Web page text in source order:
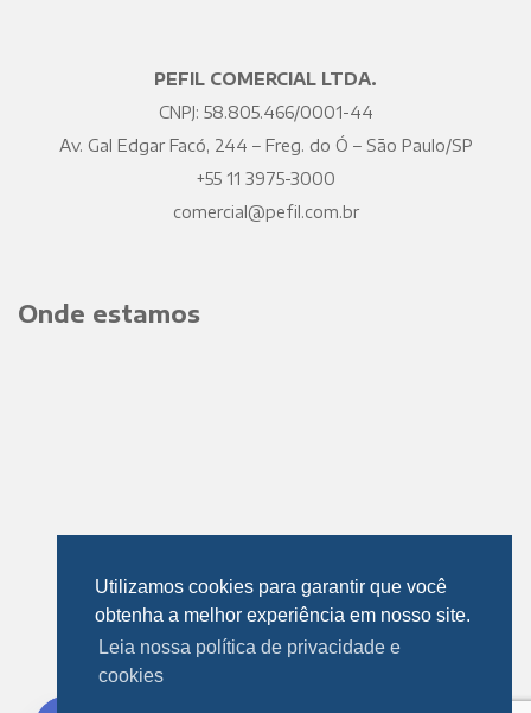
PEFIL COMERCIAL LTDA.
CNPJ: 58.805.466/0001-44
Av. Gal Edgar Facó, 244 – Freg. do Ó – São Paulo/SP
+55 11 3975-3000
comercial@pefil.com.br
Onde estamos
Utilizamos cookies para garantir que você
obtenha a melhor experiência em nosso site.
Leia nossa política de privacidade e
cookies